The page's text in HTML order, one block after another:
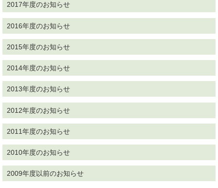
2017年度のお知らせ
2016年度のお知らせ
2015年度のお知らせ
2014年度のお知らせ
2013年度のお知らせ
2012年度のお知らせ
2011年度のお知らせ
2010年度のお知らせ
2009年度以前のお知らせ